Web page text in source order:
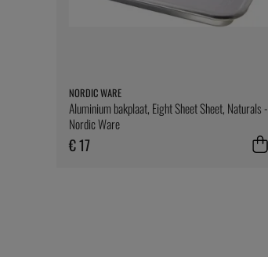
NORDIC WARE
Aluminium bakplaat, Eight Sheet Sheet, Naturals -
Nordic Ware
€ 17